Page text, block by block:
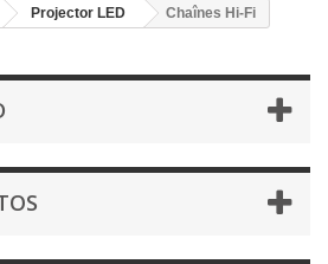
Projector LED Chaînes Hi-Fi